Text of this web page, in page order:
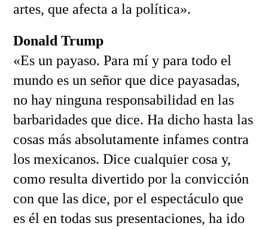
artes, que afecta a la política».
Donald Trump
«Es un payaso. Para mí y para todo el
mundo es un señor que dice payasadas,
no hay ninguna responsabilidad en las
barbaridades que dice. Ha dicho hasta las
cosas más absolutamente infames contra
los mexicanos. Dice cualquier cosa y,
como resulta divertido por la convicción
con que las dice, por el espectáculo que
es él en todas sus presentaciones, ha ido